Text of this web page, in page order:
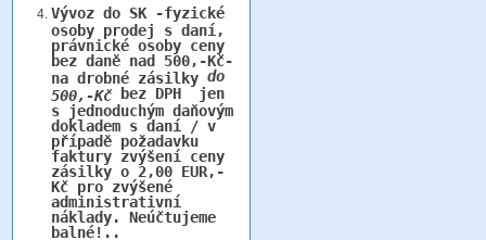
Vývoz do SK -fyzické
osoby prodej s daní,
právnické osoby ceny
bez daně nad 500,-Kč-
na drobné zásilky do
500,-Kčbez DPH jen
s jednoduchým daňovým
dokladem s daní / v
případě požadavku
faktury zvýšení ceny
zásilky o 2,00 EUR,-
Kč pro zvýšené
administrativní
náklady. Neúčtujeme
balné!..